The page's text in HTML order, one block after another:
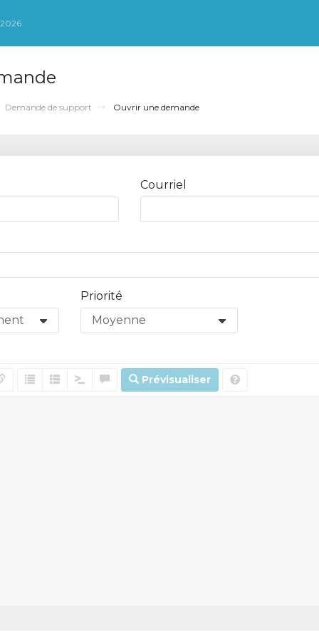
Demande de support Ouvrir une demande
Courriel
Priorité
Prévisualiser